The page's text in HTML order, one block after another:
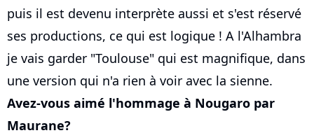
puis il est devenu interprète aussi et s'est réservé
ses productions, ce qui est logique ! A l'Alhambra
je vais garder "Toulouse" qui est magnifique, dans
une version qui n'a rien à voir avec la sienne.
Avez-vous aimé l'hommage à Nougaro par
Maurane?